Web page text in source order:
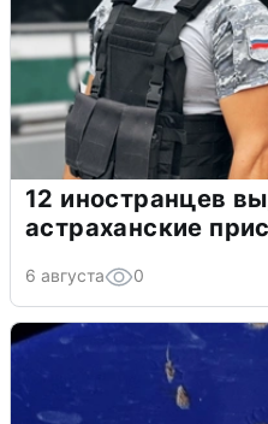
12 иностранцев
астраханские
6 августа 0